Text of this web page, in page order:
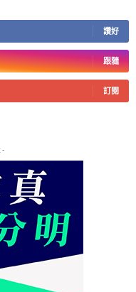
讚好
跟隨
訂閱
-